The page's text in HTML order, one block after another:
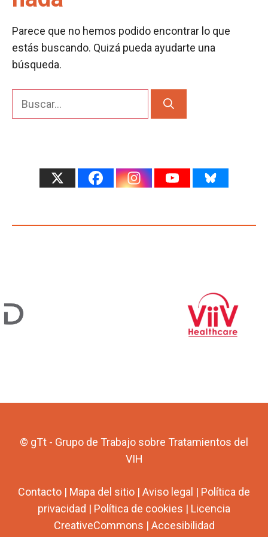
Parece que no hemos podido encontrar lo que
estás buscando. Quizá pueda ayudarte una
búsqueda.
© gTt - Grupo de Trabajo sobre Tratamientos del
VIH
Contacto | Mapa del sitio | Aviso legal | Política de
privacidad | Política de cookies | Licencia
CreativeCommons | Accesibilidad